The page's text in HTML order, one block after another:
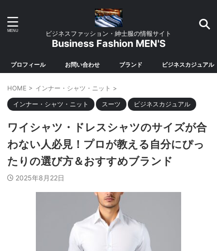
ビジネスファッション・紳士服の情報サイト
Business Fashion MEN'S
プロフィール お問い合わせ ブランド ビジネスカジュアル
HOME > インナー・シャツ・ニット >
インナー・シャツ・ニット スーツ ビジネスカジュアル
ワイシャツ・ドレスシャツのサイズが合
わない人必見！プロが教える自分にぴっ
たりの選び方＆おすすめブランド
2025年8月22日